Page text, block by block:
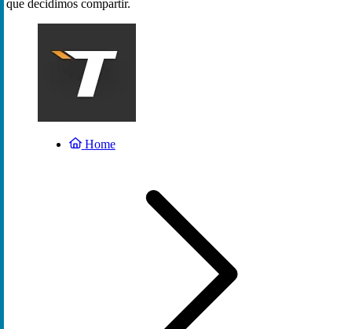
que decidimos compartir.
Home